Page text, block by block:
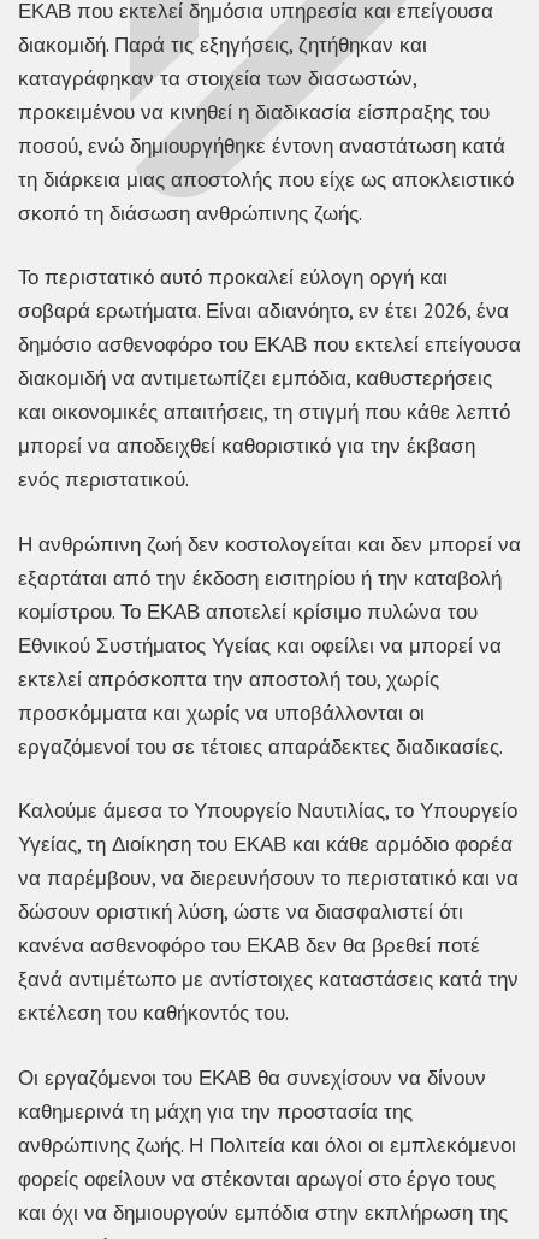
ΕΚΑΒ που εκτελεί δημόσια υπηρεσία και επείγουσα
διακομιδή. Παρά τις εξηγήσεις, ζητήθηκαν και
καταγράφηκαν τα στοιχεία των διασωστών,
προκειμένου να κινηθεί η διαδικασία είσπραξης του
ποσού, ενώ δημιουργήθηκε έντονη αναστάτωση κατά
τη διάρκεια μιας αποστολής που είχε ως αποκλειστικό
σκοπό τη διάσωση ανθρώπινης ζωής.
Το περιστατικό αυτό προκαλεί εύλογη οργή και
σοβαρά ερωτήματα. Είναι αδιανόητο, εν έτει 2026, ένα
δημόσιο ασθενοφόρο του ΕΚΑΒ που εκτελεί επείγουσα
διακομιδή να αντιμετωπίζει εμπόδια, καθυστερήσεις
και οικονομικές απαιτήσεις, τη στιγμή που κάθε λεπτό
μπορεί να αποδειχθεί καθοριστικό για την έκβαση
ενός περιστατικού.
Η ανθρώπινη ζωή δεν κοστολογείται και δεν μπορεί να
εξαρτάται από την έκδοση εισιτηρίου ή την καταβολή
κομίστρου. Το ΕΚΑΒ αποτελεί κρίσιμο πυλώνα του
Εθνικού Συστήματος Υγείας και οφείλει να μπορεί να
εκτελεί απρόσκοπτα την αποστολή του, χωρίς
προσκόμματα και χωρίς να υποβάλλονται οι
εργαζόμενοί του σε τέτοιες απαράδεκτες διαδικασίες.
Καλούμε άμεσα το Υπουργείο Ναυτιλίας, το Υπουργείο
Υγείας, τη Διοίκηση του ΕΚΑΒ και κάθε αρμόδιο φορέα
να παρέμβουν, να διερευνήσουν το περιστατικό και να
δώσουν οριστική λύση, ώστε να διασφαλιστεί ότι
κανένα ασθενοφόρο του ΕΚΑΒ δεν θα βρεθεί ποτέ
ξανά αντιμέτωπο με αντίστοιχες καταστάσεις κατά την
εκτέλεση του καθήκοντός του.
Οι εργαζόμενοι του ΕΚΑΒ θα συνεχίσουν να δίνουν
καθημερινά τη μάχη για την προστασία της
ανθρώπινης ζωής. Η Πολιτεία και όλοι οι εμπλεκόμενοι
φορείς οφείλουν να στέκονται αρωγοί στο έργο τους
και όχι να δημιουργούν εμπόδια στην εκπλήρωση της